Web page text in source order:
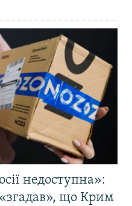
недоступна»:
що Крим